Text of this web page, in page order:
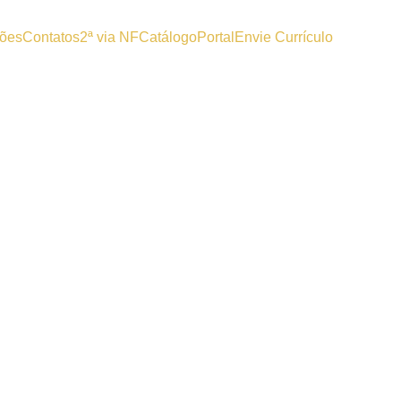
Contatos2ª via NFCatálogoPortal Envie Currículo